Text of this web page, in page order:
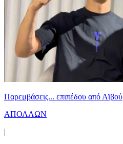
Παρεμβάσεις... επιπέδου από Αϊβού
ΑΠΟΛΛΩΝ
|